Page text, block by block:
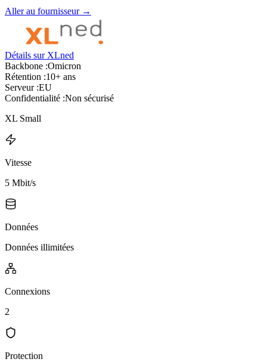
Aller au fournisseur→
Détails sur XLned
Backbone :Omicron
Rétention :10+ ans
Serveur :EU
Confidentialité :Non sécurisé
XL Small
Vitesse
5 Mbit/s
Données
Données illimitées
Connexions
2
Protection